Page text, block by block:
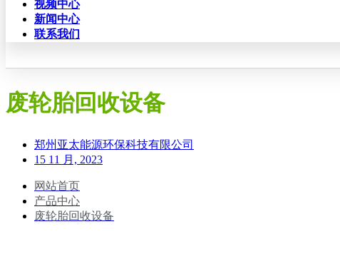
视频中心
新闻中心
联系我们
废轮胎回收设备
郑州亚太能源环保科技有限公司
15 11 月, 2023
网站首页
产品中心
废轮胎回收设备